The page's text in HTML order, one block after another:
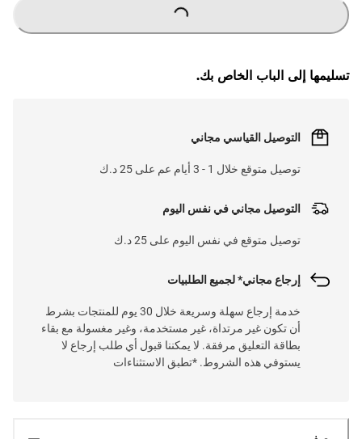
تسليمها إلى الباب الخاص بك.
التوصيل القياسي مجاني
توصيل متوقع خلال 1 - 3 أيام عم على 25 د.ك
التوصيل مجاني في نفس اليوم
توصيل متوقع في نفس اليوم على 25 د.ك
إرجاع مجاني* لجميع الطلبيات
خدمة إرجاع سهلة وسريعة خلال 30 يوم للمنتجات بشرط
أن تكون غير مرتداة، غير مستخدمة، وغير مغسولة مع بقاء
بطاقة التعليق مرفقة. لا يمكننا قبول أي طلب إرجاع لا
يستوفي هذه الشروط. *تطبق الاستثناءات